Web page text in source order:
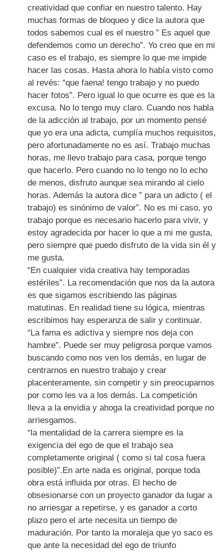
creatividad que confiar en nuestro talento. Hay
muchas formas de bloqueo y dice la autora que
todos sabemos cual es el nuestro ” Es aquel que
defendemos como un derecho”. Yo creo que en mi
caso es el trabajo, es siempre lo que me impide
hacer las cosas. Hasta ahora lo había visto como
al revés: “que faena! tengo trabajo y no puedo
hacer fotos”. Pero igual lo que ocurre es que es la
excusa. No lo tengo muy claro. Cuando nos habla
de la adicción al trabajo, por un momento pensé
que yo era una adicta, cumplía muchos requisitos,
pero afortunadamente no es así. Trabajo muchas
horas, me llevo trabajo para casa, porque tengo
que hacerlo. Pero cuando no lo tengo no lo echo
de menos, disfruto aunque sea mirando al cielo
horas. Además la autora dice ” para un adicto ( el
trabajo) es sinónimo de valor”. No es mi caso, yo
trabajo porque es necesario hacerlo para vivir, y
estoy agradecida por hacer lo que a mi me gusta,
pero siempre que puedo disfruto de la vida sin él y
me gusta.
“En cualquier vida creativa hay temporadas
estériles”. La recomendación que nos da la autora
es que sigamos escribiendo las páginas
matutinas. En realidad tiene su lógica, mientras
escribimos hay esperanza de salir y continuar.
“La fama es adictiva y siempre nos deja con
hambre”. Puede ser muy peligrosa porque vamos
buscando como nos ven los demás, en lugar de
centrarnos en nuestro trabajo y crear
placenteramente, sin competir y sin preocuparnos
por como les va a los demás. La competición
lleva a la envidia y ahoga la creatividad porque no
arriesgamos.
“la mentalidad de la carrera siempre es la
exigencia del ego de que el trabajo sea
completamente original ( como si tal cosa fuera
posible)”.En arte nada es original, porque toda
obra está influida por otras. El hecho de
obsesionarse con un proyecto ganador da lugar a
no arriesgar a repetirse, y es ganador a corto
plazo pero el arte necesita un tiempo de
maduración. Por tanto la moraleja que yo saco es
que ante la necesidad del ego de triunfo